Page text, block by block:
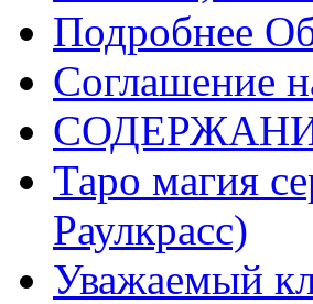
Подробнее
Соглашение
Таро магия
Раулкрасс)
Уважаемый